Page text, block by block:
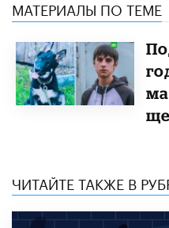
МАТЕРИАЛЫ ПО ТЕМЕ
ЧИТАЙТЕ ТАКЖЕ В